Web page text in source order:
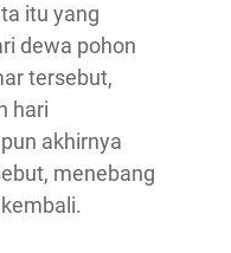
itu yang
dewa pohon
tersebut,
hari
akhirnya
menebang